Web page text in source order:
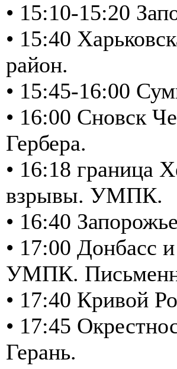
• 15:10-15:20
• 15:40
район.
• 15:45-16:00
• 16:00 Сновск
Гербера.
• 16:18 граница
взрывы. УМПК.
• 16:40
• 17:00 Донбасс
УМПК.
• 17:40 Кривой
• 17:45
Герань.